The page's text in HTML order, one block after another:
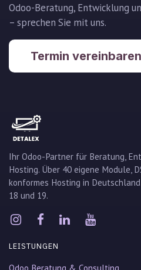
Odoo-Beratung, Entwicklung
– sprechen Sie mit uns.
Termin vereinbaren
Ihr Odoo-Partner für Beratung,
Hosting. Über 40 eigene Module,
konformes Hosting in Deutschland
18 und 19.
LEISTUNGEN